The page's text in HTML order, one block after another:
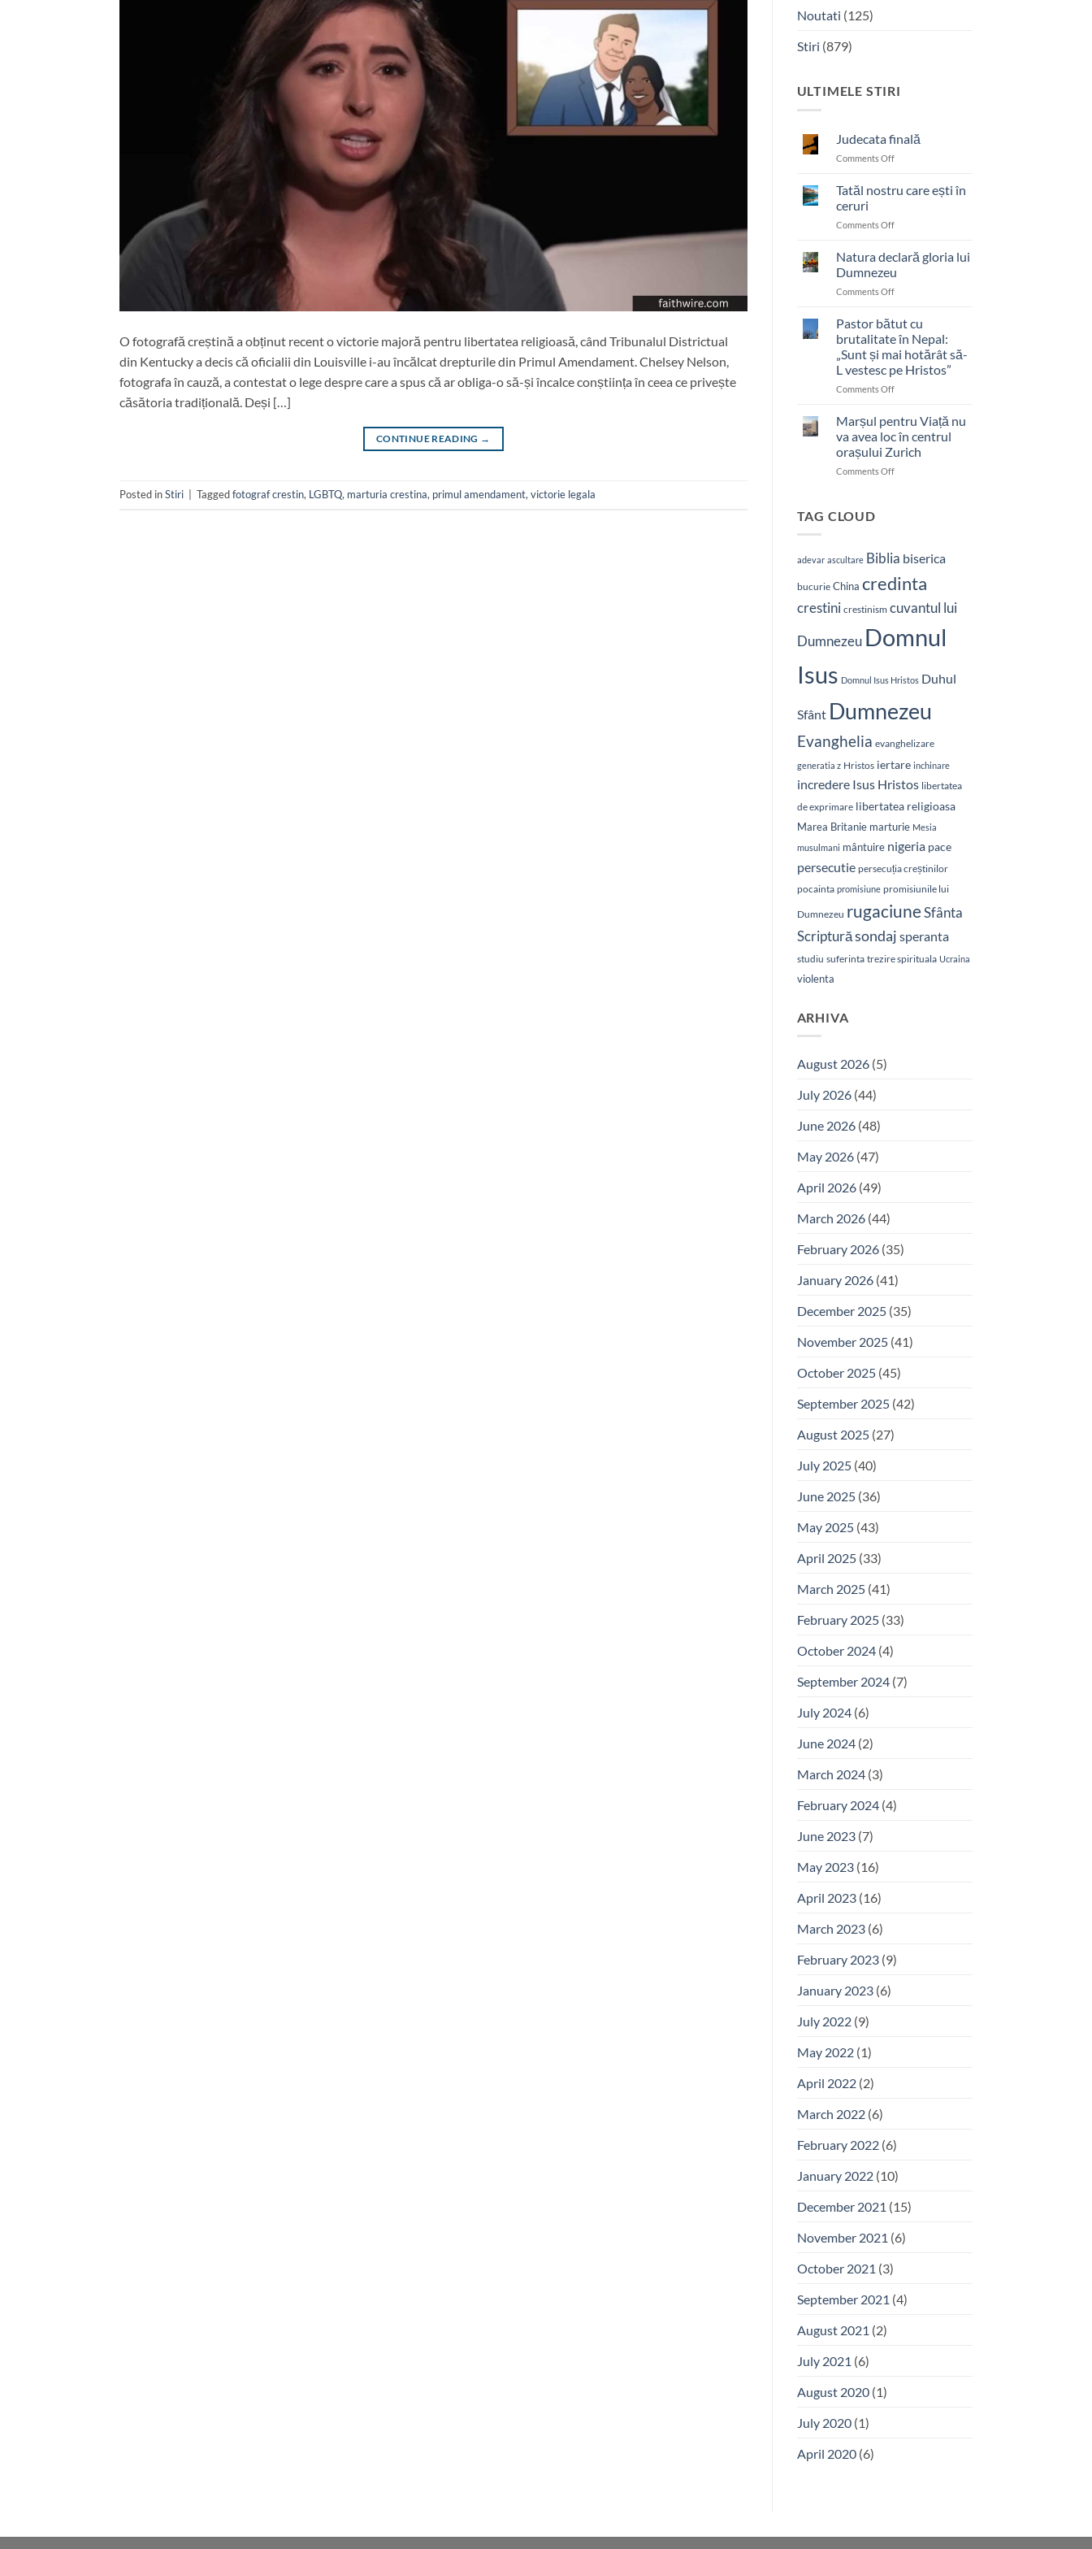
O fotografă creștină a obținut recent o victorie majoră pentru libertatea religioasă, când Tribunalul Districtual
din Kentucky a decis că oficialii din Louisville i-au încălcat drepturile din Primul Amendament. Chelsey Nelson,
fotografa în cauză, a contestat o lege despre care a spus că ar obliga-o să-și încalce conștiința în ceea ce privește
căsătoria tradițională. Deși […]
CONTINUE READING →
Posted inStiri Taggedfotograf crestin, LGBTQ, marturia crestina, primul amendament, victorie legala
Noutati (125)
Stiri (879)
ULTIMELE STIRI
Judecata finală
Comments Offon
Tatăl nostru care ești în
ceruri
Comments Offon
nostru
care
ești
în
Natura declară gloria lui
Dumnezeu
Comments Offon
declară
gloria
lui
Dumnezeu
Pastor bătut cu
brutalitate în Nepal:
„Sunt și mai hotărât să-
L vestesc pe Hristos”
Comments Offon
bătut
cu
brutalitate
în
Nepal:
L
pe
Marșul pentru Viață nu
va avea loc în centrul
orașului Zurich
Comments Offon
avea
loc
în
orașului
TAG CLOUD
adevar ascultare Biblia biserica
bucurie China credinta
crestini crestinism cuvantul lui
Dumnezeu Domnul
Isus Domnul Isus Hristos Duhul
Sfânt Dumnezeu
Evanghelia evanghelizare
generatia z Hristos iertare inchinare
incredere Isus Hristos libertatea
de exprimare libertatea religioasa
Marea Britanie marturie Mesia
musulmani mântuire nigeria pace
persecutie persecuția creștinilor
pocainta promisiune promisiunile lui
Dumnezeu rugaciuneSfânta
Scripturăsondaj speranta
studiu suferinta trezire spirituala Ucraina
violenta
ARHIVA
August 2026(5)
July 2026(44)
June 2026(48)
May 2026(47)
April 2026(49)
March 2026(44)
February 2026(35)
January 2026(41)
December 2025(35)
November 2025(41)
October 2025(45)
September 2025(42)
August 2025(27)
July 2025(40)
June 2025(36)
May 2025(43)
April 2025(33)
March 2025(41)
February 2025(33)
October 2024(4)
September 2024(7)
July 2024(6)
June 2024(2)
March 2024(3)
February 2024(4)
June 2023(7)
May 2023(16)
April 2023(16)
March 2023(6)
February 2023(9)
January 2023(6)
July 2022(9)
May 2022(1)
April 2022(2)
March 2022(6)
February 2022(6)
January 2022(10)
December 2021 (15)
November 2021 (6)
October 2021 (3)
September 2021 (4)
August 2021 (2)
July 2021 (6)
August 2020(1)
July 2020(1)
April 2020(6)